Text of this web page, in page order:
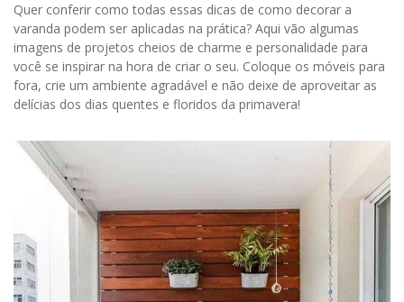
Quer conferir como todas essas dicas de como decorar a
varanda podem ser aplicadas na prática? Aqui vão algumas
imagens de projetos cheios de charme e personalidade para
você se inspirar na hora de criar o seu. Coloque os móveis para
fora, crie um ambiente agradável e não deixe de aproveitar as
delícias dos dias quentes e floridos da primavera!